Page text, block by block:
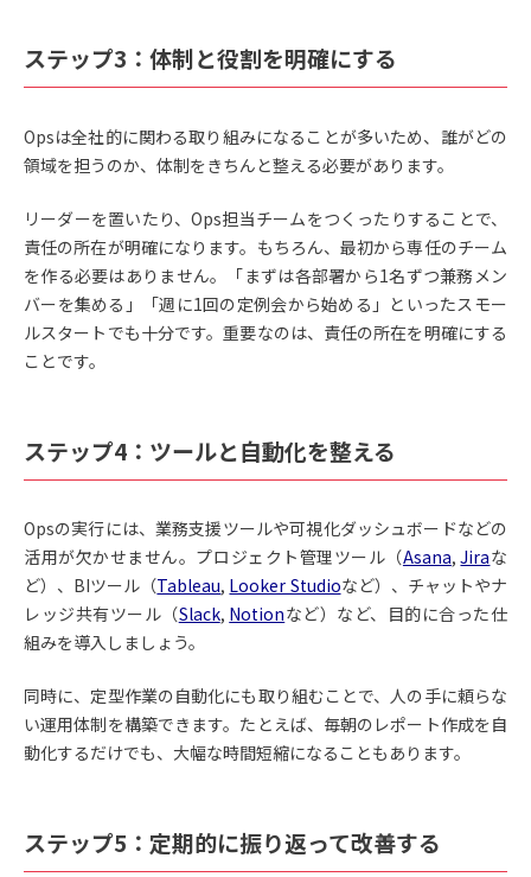
ステップ3：体制と役割を明確にする
Opsは全社的に関わる取り組みになることが多いため、誰がどの
領域を担うのか、体制をきちんと整える必要があります。
リーダーを置いたり、Ops担当チームをつくったりすることで、
責任の所在が明確になります。もちろん、最初から専任のチーム
を作る必要はありません。「まずは各部署から1名ずつ兼務メン
バーを集める」「週に1回の定例会から始める」といったスモー
ルスタートでも十分です。重要なのは、責任の所在を明確にする
ことです。
ステップ4：ツールと自動化を整える
Opsの実行には、業務支援ツールや可視化ダッシュボードなどの
活用が欠かせません。プロジェクト管理ツール（Asana,Jiraな
ど）、BIツール（Tableau, Looker Studioなど）、チャットやナ
レッジ共有ツール（Slack, Notionなど）など、目的に合った仕
組みを導入しましょう。
同時に、定型作業の自動化にも取り組むことで、人の手に頼らな
い運用体制を構築できます。たとえば、毎朝のレポート作成を自
動化するだけでも、大幅な時間短縮になることもあります。
ステップ5：定期的に振り返って改善する